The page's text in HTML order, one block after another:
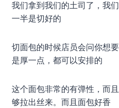
我们拿到我们的土司了，我
一半是切好的
切面包的时候店员会问你想
是厚一点，都可以安排的
这个面包非常的有弹性，而
够拉出丝来。而且面包好香